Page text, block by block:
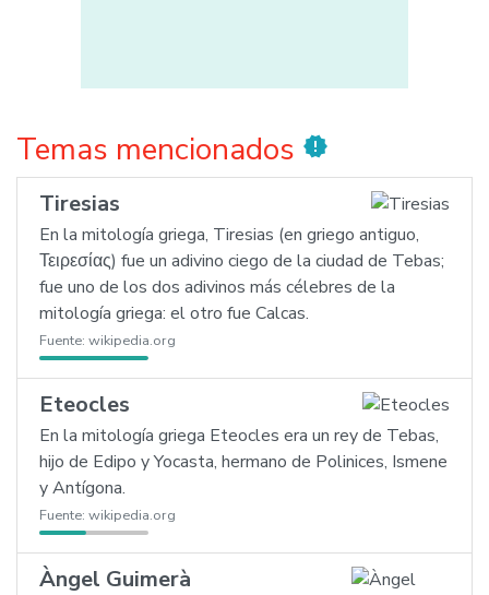
Temas mencionados new_releases
Tiresias
En la mitología griega, Tiresias (en griego antiguo,
Τειρεσίας) fue un adivino ciego de la ciudad de Tebas;
fue uno de los dos adivinos más célebres de la
mitología griega: el otro fue Calcas.
Fuente: wikipedia.org
Eteocles
En la mitología griega Eteocles era un rey de Tebas,
hijo de Edipo y Yocasta, hermano de Polinices, Ismene
y Antígona.
Fuente: wikipedia.org
Àngel Guimerà